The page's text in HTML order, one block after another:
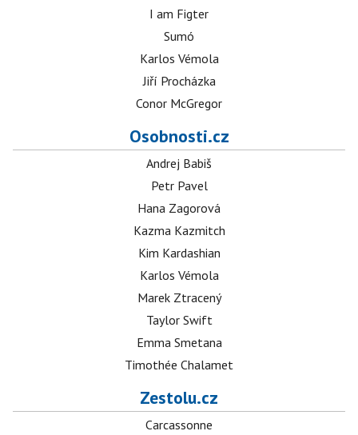
I am Figter
Sumó
Karlos Vémola
Jiří Procházka
Conor McGregor
Osobnosti.cz
Andrej Babiš
Petr Pavel
Hana Zagorová
Kazma Kazmitch
Kim Kardashian
Karlos Vémola
Marek Ztracený
Taylor Swift
Emma Smetana
Timothée Chalamet
Zestolu.cz
Carcassonne